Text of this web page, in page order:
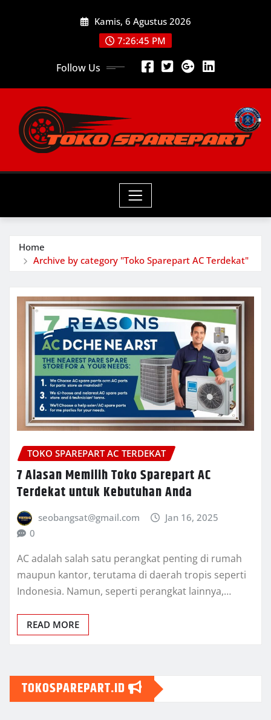
Kamis, 6 Agustus 2026
7:26:46 PM
Follow Us
Home
Archive by category "Toko Sparepart AC Terdekat"
TOKO SPAREPART AC TERDEKAT
7 Alasan Memilih Toko Sparepart AC
Terdekat untuk Kebutuhan Anda
seobangsat@gmail.com
Jan 16, 2025
0
AC adalah salah satu perangkat penting di rumah
maupun kantor, terutama di daerah tropis seperti
Indonesia. Namun, seperti perangkat lainnya,…
READ MORE
TOKOSPAREPART.ID